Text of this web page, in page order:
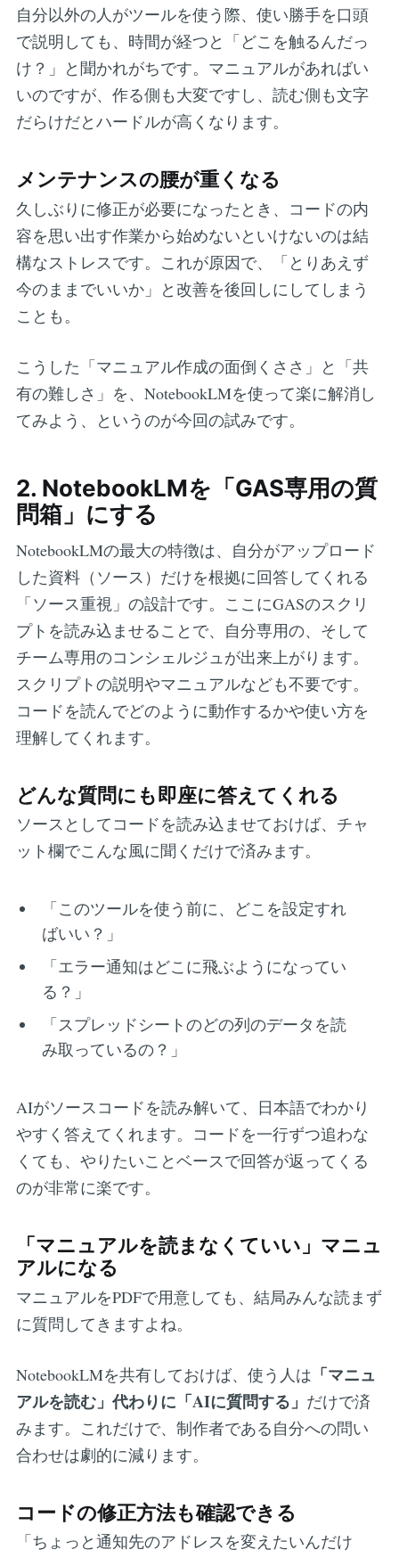
自分以外の人がツールを使う際、使い勝手を口頭
で説明しても、時間が経つと「どこを触るんだっ
け？」と聞かれがちです。マニュアルがあればい
いのですが、作る側も大変ですし、読む側も文字
だらけだとハードルが高くなります。
メンテナンスの腰が重くなる
久しぶりに修正が必要になったとき、コードの内
容を思い出す作業から始めないといけないのは結
構なストレスです。これが原因で、「とりあえず
今のままでいいか」と改善を後回しにしてしまう
ことも。
こうした「マニュアル作成の面倒くささ」と「共
有の難しさ」を、NotebookLMを使って楽に解消し
てみよう、というのが今回の試みです。
2. NotebookLMを「GAS専用の質
問箱」にする
NotebookLMの最大の特徴は、自分がアップロード
した資料（ソース）だけを根拠に回答してくれる
「ソース重視」の設計です。ここにGASのスクリ
プトを読み込ませることで、自分専用の、そして
チーム専用のコンシェルジュが出来上がります。
スクリプトの説明やマニュアルなども不要です。
コードを読んでどのように動作するかや使い方を
理解してくれます。
どんな質問にも即座に答えてくれる
ソースとしてコードを読み込ませておけば、チャ
ット欄でこんな風に聞くだけで済みます。
「このツールを使う前に、どこを設定すれ
ばいい？」
「エラー通知はどこに飛ぶようになってい
る？」
「スプレッドシートのどの列のデータを読
み取っているの？」
AIがソースコードを読み解いて、日本語でわかり
やすく答えてくれます。コードを一行ずつ追わな
くても、やりたいことベースで回答が返ってくる
のが非常に楽です。
「マニュアルを読まなくていい」マニュ
アルになる
マニュアルをPDFで用意しても、結局みんな読まず
に質問してきますよね。
NotebookLMを共有しておけば、使う人は 「マニュ
アルを読む」代わりに「AIに質問する」 だけで済
みます。これだけで、制作者である自分への問い
合わせは劇的に減ります。
コードの修正方法も確認できる
「ちょっと通知先のアドレスを変えたいんだけ